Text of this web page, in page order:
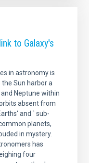
to Galaxy's
in astronomy is
Sun harbor a
Neptune within
absent from
and ` sub-
planets,
in mystery.
has
four